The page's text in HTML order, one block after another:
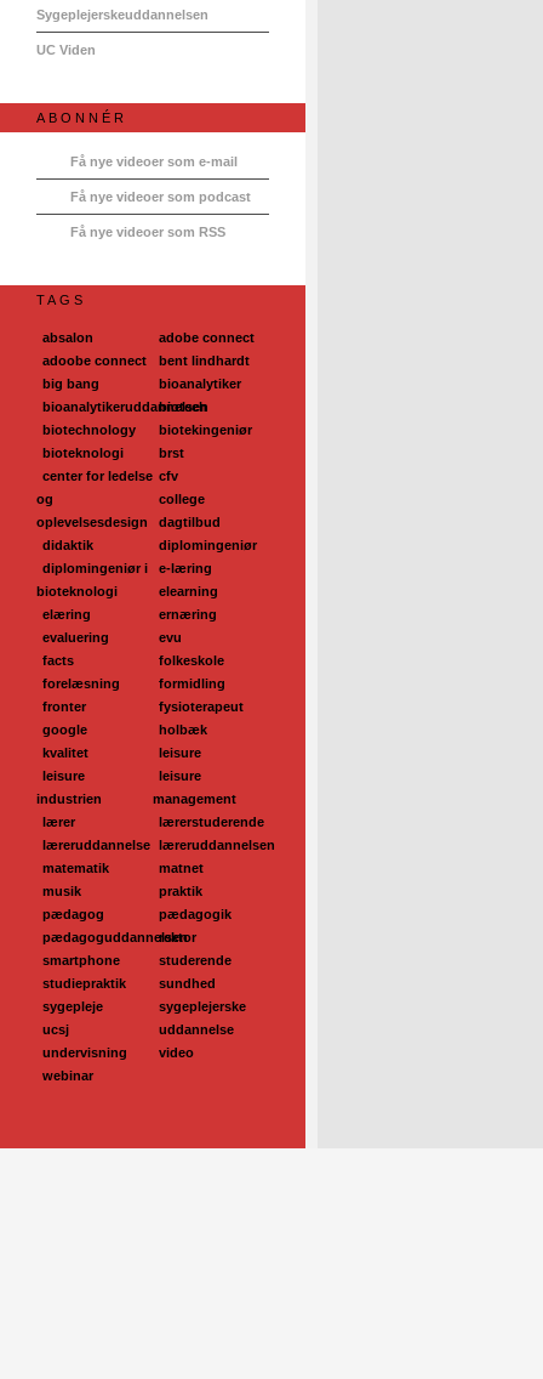
Sygeplejerskeuddannelsen
UC Viden
ABONNÉR
Få nye videoer som e-mail
Få nye videoer som podcast
Få nye videoer som RSS
TAGS
absalon
adobe connect
adoobe connect
bent lindhardt
big bang
bioanalytiker
bioanalytikeruddannelsen
biotech
biotechnology
biotekingeniør
bioteknologi
brst
center for ledelse
og
oplevelsesdesign
cfv
college
dagtilbud
didaktik
diplomingeniør
diplomingeniør i
bioteknologi
e-læring
elearning
elæring
ernæring
evaluering
evu
facts
folkeskole
forelæsning
formidling
fronter
fysioterapeut
google
holbæk
kvalitet
leisure
leisure
industrien
leisure
management
lærer
lærerstuderende
læreruddannelse læreruddannelsen
matematik
matnet
musik
praktik
pædagog
pædagogik
pædagoguddannelsen
rektor
smartphone
studerende
studiepraktik
sundhed
sygepleje
sygeplejerske
ucsj
uddannelse
undervisning
video
webinar